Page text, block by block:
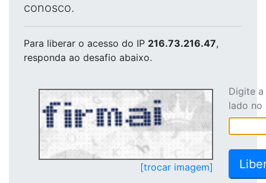
conosco.
Para liberar o acesso do IP 216.73.216.47,
responda ao desafio abaixo.
[trocar imagem]
Digite
lado no